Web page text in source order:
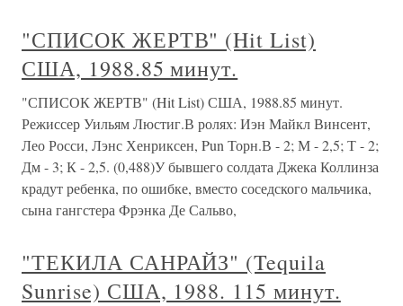
"СПИСОК ЖЕРТВ" (Hit List)
США, 1988.85 минут.
"СПИСОК ЖЕРТВ" (Hit List) США, 1988.85 минут.
Режиссер Уильям Люстиг.В ролях: Иэн Майкл Винсент,
Лео Росси, Лэнс Хенриксен, Pun Торн.В - 2; М - 2,5; Т - 2;
Дм - 3; К - 2,5. (0,488)У бывшего солдата Джека Коллинза
крадут ребенка, по ошибке, вместо соседского мальчика,
сына гангстера Фрэнка Де Сальво,
"ТЕКИЛА САНРАЙЗ" (Tequila
Sunrise) США, 1988. 115 минут.